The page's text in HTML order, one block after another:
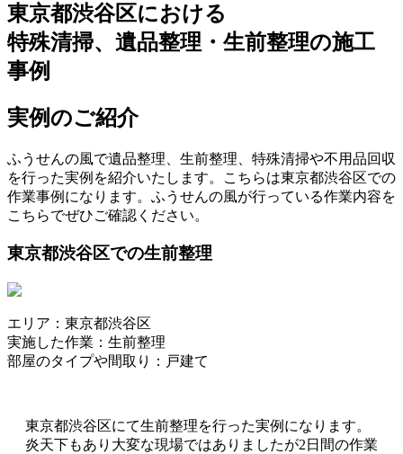
東京都渋谷区における
特殊清掃、遺品整理・生前整理の施工
事例
実例のご紹介
ふうせんの風で遺品整理、生前整理、特殊清掃や不用品回収
を行った実例を紹介いたします。こちらは東京都渋谷区での
作業事例になります。ふうせんの風が行っている作業内容を
こちらでぜひご確認ください。
東京都渋谷区での生前整理
エリア：東京都渋谷区
実施した作業：生前整理
部屋のタイプや間取り：戸建て
東京都渋谷区にて生前整理を行った実例になります。
炎天下もあり大変な現場ではありましたが2日間の作業